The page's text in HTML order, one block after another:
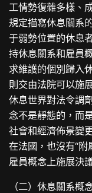
工情勢復雜多樣、
規定描寫休息關系
于弱勢位置的休息
持休息關系和雇員
求維護的個別歸入
則交由法院可以施
休息世界對法令調
念不是靜態的，而
社會和經濟佈景變
在法國，也沒有“附
雇員概念上施展決
（二）休息關系概